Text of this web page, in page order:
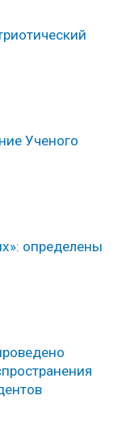
Ученого
определены